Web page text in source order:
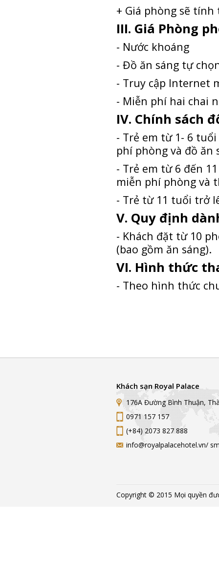
+ Giá phòng sẽ tính
III. Giá Phòng
- Nước khoáng
- Đồ ăn sáng tự
- Truy cập Internet
- Miễn phí hai chai
IV. Chính sách
- Trẻ em từ 1- 6
phí phòng và đồ ăn
- Trẻ em từ 6 đến
miễn phí phòng và
- Trẻ từ 11 tuổi trở
V. Quy định
- Khách đặt từ 10
(bao gồm ăn sáng).
VI. Hình thức
- Theo hình thức
Khách sạn Royal Palace
176A Đường Bình Thuận,
0971 157 157
(+84) 2073 827 888
info@royalpalacehotel.vn/
Copyright © 2015 Mọi quyền